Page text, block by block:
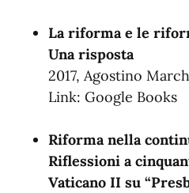
La riforma e le
Una risposta
2017, Agostino
Link:Google Books
Riforma nella
Riflessioni a
Vaticano II su